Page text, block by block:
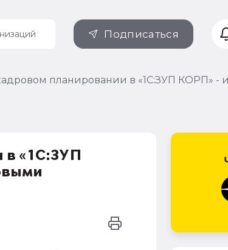
Подписаться
планировании в «1С:ЗУП КОРП» -
в «1С:ЗУП